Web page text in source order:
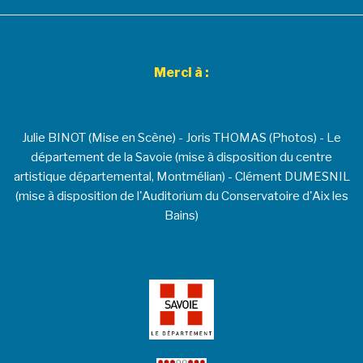
Merci à :
Julie BINOT (Mise en Scène) - Joris THOMAS (Photos) - Le
département de la Savoie (mise à disposition du centre
artistique départemental, Montmélian) - Clément DUMESNIL
(mise à disposition de l'Auditorium du Conservatoire d'Aix les
Bains)